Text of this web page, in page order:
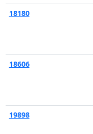
18180
18606
19898